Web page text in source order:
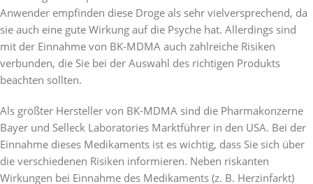
Anwender empfinden diese Droge als sehr vielversprechend, da
sie auch eine gute Wirkung auf die Psyche hat. Allerdings sind
mit der Einnahme von BK-MDMA auch zahlreiche Risiken
verbunden, die Sie bei der Auswahl des richtigen Produkts
beachten sollten.
Als größter Hersteller von BK-MDMA sind die Pharmakonzerne
Bayer und Selleck Laboratories Marktführer in den USA. Bei der
Einnahme dieses Medikaments ist es wichtig, dass Sie sich über
die verschiedenen Risiken informieren. Neben riskanten
Wirkungen bei Einnahme des Medikaments (z. B. Herzinfarkt)